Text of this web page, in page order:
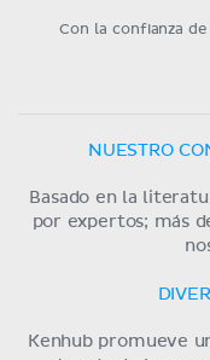
Con la confianza
NUESTRO
Basado en la
por expertos; más
Kenhub promueve